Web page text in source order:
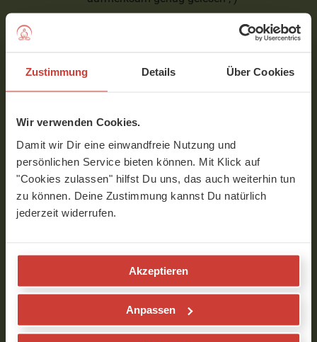
Zustimmung Details Über Cookies
Wir verwenden Cookies.
Damit wir Dir eine einwandfreie Nutzung und
persönlichen Service bieten können. Mit Klick auf
"Cookies zulassen" hilfst Du uns, das auch weiterhin tun
zu können. Deine Zustimmung kannst Du natürlich
jederzeit widerrufen.
Akzeptieren
Anpassen
rafaela
dass Du es probiert hast. Eine
Ziel. Alles Liebe
Verfasst am 09.01.2023 um 08:40
Vorwärtsbeugen... eignen sich auch gut,
um einen negativen Glaubenssatz zum
Mond zu schicken. Die Yoga-Übungen
waren schön :)
Verfasst am 02.11.2021 um 19:43